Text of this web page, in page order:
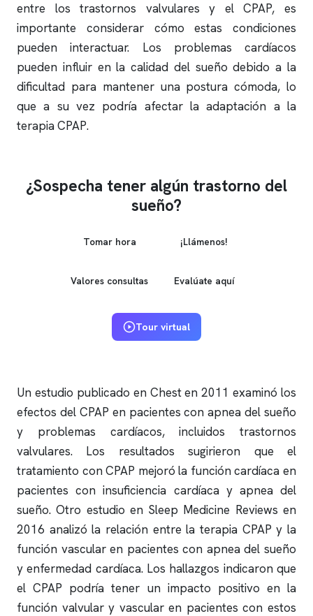
entre los trastornos valvulares y el CPAP, es
importante considerar cómo estas condiciones
pueden interactuar. Los problemas cardíacos
pueden influir en la calidad del sueño debido a la
dificultad para mantener una postura cómoda, lo
que a su vez podría afectar la adaptación a la
terapia CPAP.
¿Sospecha tener algún trastorno del
sueño?
Tomar hora ¡Llámenos!
Valores consultas Evalúate aquí
Tour virtual
Un estudio publicado en Chest en 2011 examinó los
efectos del CPAP en pacientes conapnea del sueño
y problemas cardíacos, incluidos trastornos
valvulares. Los resultados sugirieron que el
tratamiento con CPAP mejoró la función cardíaca en
pacientes con insuficiencia cardíaca y apnea del
sueño. Otro estudio en Sleep Medicine Reviews en
2016 analizó la relación entre la terapia CPAP y la
función vascular en pacientes con apnea del sueño
y enfermedad cardíaca. Los hallazgos indicaron que
el CPAP podría tener un impacto positivo en la
función valvular y vascular en pacientes con estos